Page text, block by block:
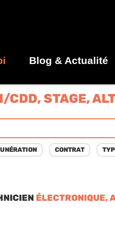
Blog & Actualité
CDD, STAGE,
ÉLECTRONIQUE,